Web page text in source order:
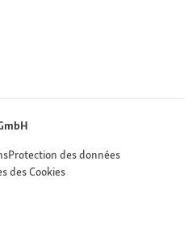
Protection des données
des Cookies